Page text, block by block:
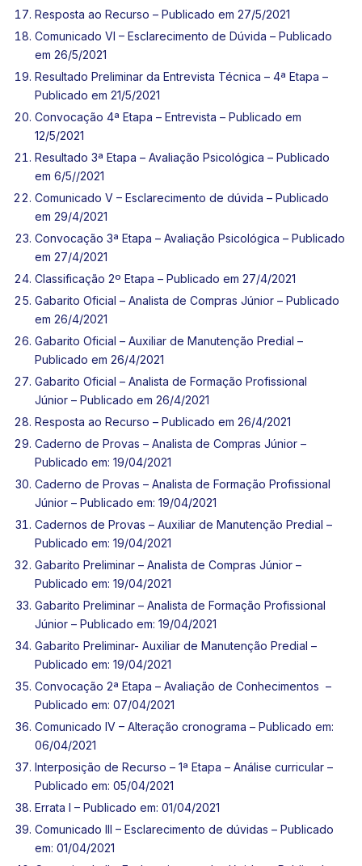
Resposta ao Recurso – Publicado em 27/5/2021
Comunicado VI – Esclarecimento de Dúvida – Publicado
em 26/5/2021
Resultado Preliminar da Entrevista Técnica – 4ª Etapa –
Publicado em 21/5/2021
Convocação 4ª Etapa – Entrevista – Publicado em
12/5/2021
Resultado 3ª Etapa – Avaliação Psicológica – Publicado
em 6/5//2021
Comunicado V – Esclarecimento de dúvida – Publicado
em 29/4/2021
Convocação 3ª Etapa – Avaliação Psicológica – Publicado
em 27/4/2021
Classificação 2º Etapa – Publicado em 27/4/2021
Gabarito Oficial – Analista de Compras Júnior – Publicado
em 26/4/2021
Gabarito Oficial – Auxiliar de Manutenção Predial –
Publicado em 26/4/2021
Gabarito Oficial – Analista de Formação Profissional
Júnior – Publicado em 26/4/2021
Resposta ao Recurso – Publicado em 26/4/2021
Caderno de Provas – Analista de Compras Júnior –
Publicado em: 19/04/2021
Caderno de Provas – Analista de Formação Profissional
Júnior – Publicado em: 19/04/2021
Cadernos de Provas – Auxiliar de Manutenção Predial –
Publicado em: 19/04/2021
Gabarito Preliminar – Analista de Compras Júnior –
Publicado em: 19/04/2021
Gabarito Preliminar – Analista de Formação Profissional
Júnior – Publicado em: 19/04/2021
Gabarito Preliminar- Auxiliar de Manutenção Predial –
Publicado em: 19/04/2021
Convocação 2ª Etapa – Avaliação de Conhecimentos –
Publicado em: 07/04/2021
Comunicado IV – Alteração cronograma – Publicado em:
06/04/2021
Interposição de Recurso – 1ª Etapa – Análise curricular –
Publicado em: 05/04/2021
Errata I – Publicado em: 01/04/2021
Comunicado III – Esclarecimento de dúvidas – Publicado
em: 01/04/2021